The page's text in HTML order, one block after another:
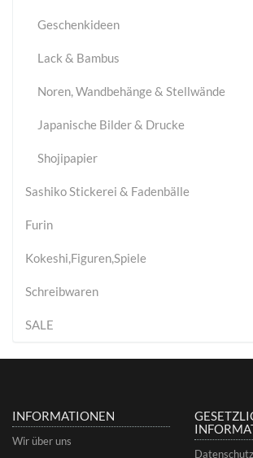
Geschenkideen
Lack & Bambus
Noren, Wandbehänge & Stellwände
Japanische Bilder & Drucke
Shojipapier
Sashiko Stickerei & Fadenbälle
Furin
Kokeshi,Figuren,Spiele
Schreibwaren
SALE
INFORMATIONEN
Wir über uns
Datenschutz